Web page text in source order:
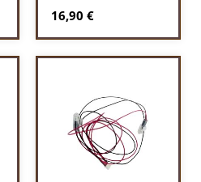
Regulärer Preis:
16,90 €